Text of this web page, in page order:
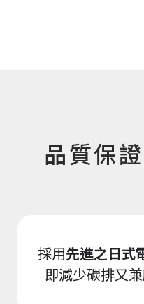
品質保
採用先進之日式
即減少碳排又